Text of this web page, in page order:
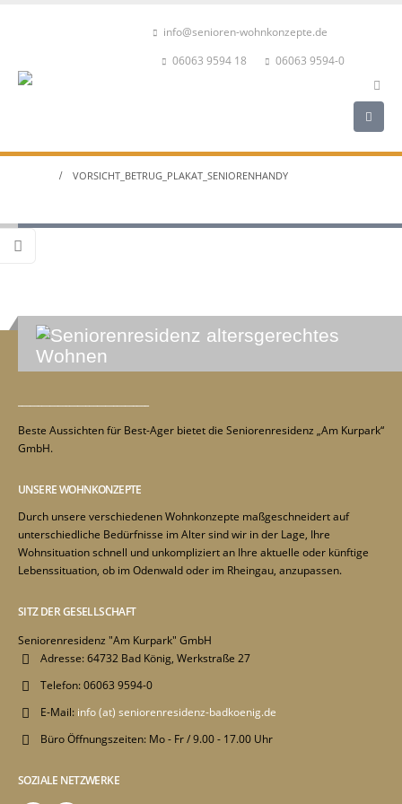
info@senioren-wohnkonzepte.de
06063 9594 18
06063 9594-0
VORSICHT_BETRUG_PLAKAT_SENIORENHANDY
Beste Aussichten für Best-Ager bietet die Seniorenresidenz „Am Kurpark“
GmbH.
UNSERE WOHNKONZEPTE
Durch unsere verschiedenen Wohnkonzepte maßgeschneidert auf
unterschiedliche Bedürfnisse im Alter sind wir in der Lage, Ihre
Wohnsituation schnell und unkompliziert an Ihre aktuelle oder künftige
Lebenssituation, ob im Odenwald oder im Rheingau, anzupassen.
SITZ DER GESELLSCHAFT
Seniorenresidenz "Am Kurpark" GmbH
Adresse:64732 Bad König, Werkstraße 27
Telefon:06063 9594-0
E-Mail: info (at) seniorenresidenz-badkoenig.de
Büro Öffnungszeiten: Mo - Fr / 9.00 - 17.00 Uhr
SOZIALE NETZWERKE